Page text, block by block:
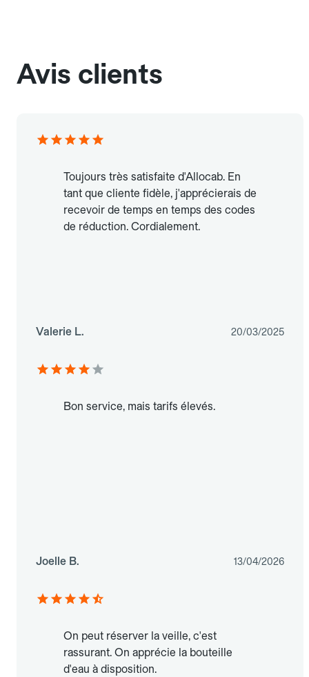
Avis clients
Toujours très satisfaite d'Allocab. En
tant que cliente fidèle, j'apprécierais de
recevoir de temps en temps des codes
de réduction. Cordialement.
Valerie L. 20/03/2025
Bon service, mais tarifs élevés.
Joelle B. 13/04/2026
On peut réserver la veille, c'est
rassurant. On apprécie la bouteille
d'eau à disposition.